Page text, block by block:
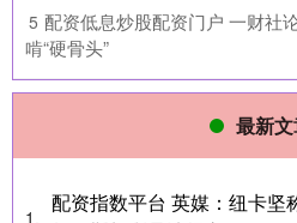
5 配资低息炒股配资门户 一财社
啃“硬骨头”
最新
1、
配资指数平台 英媒：纽卡坚